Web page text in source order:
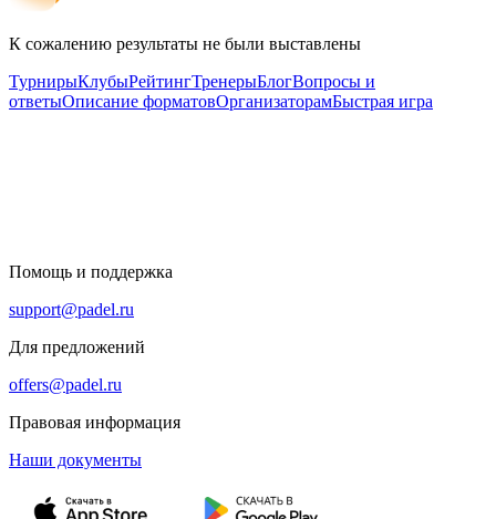
К сожалению результаты не были выставлены
ТурнирыКлубыРейтингТренерыБлогВопросы и
ответыОписание форматовОрганизаторамБыстрая игра
Помощь и поддержка
support@padel.ru
Для предложений
offers@padel.ru
Правовая информация
Наши документы